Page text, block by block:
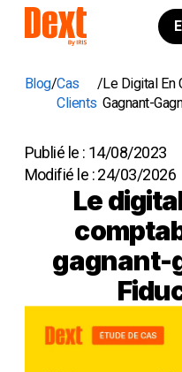
Blog Cas
Clients
Le Digital En
Gagnant-
Publié le : 14/08/2023
Modifié le :24/03/2026
Le
gagnant-